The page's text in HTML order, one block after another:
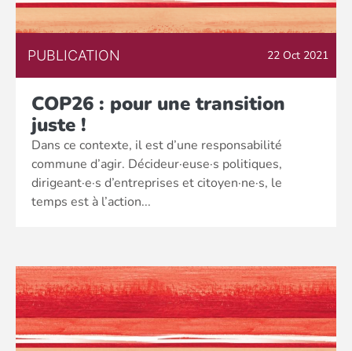
PUBLICATION 22 Oct 2021
COP26 : pour une transition
juste !
Dans ce contexte, il est d’une responsabilité
commune d’agir. Décideur·euse·s politiques,
dirigeant·e·s d’entreprises et citoyen·ne·s, le
temps est à l’action...